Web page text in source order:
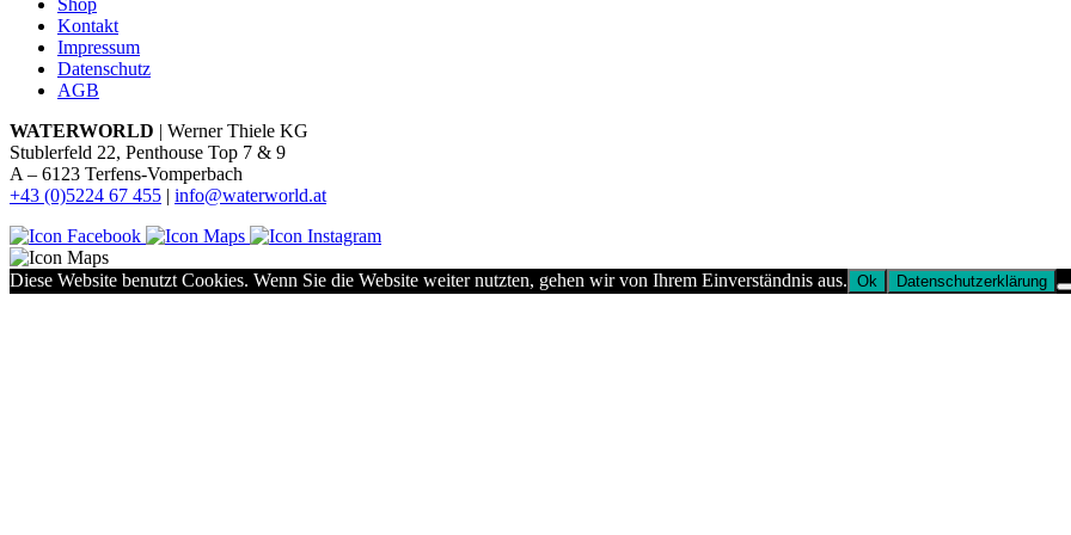
Kontakt
Impressum
Datenschutz
AGB
WATERWORLD | Werner Thiele KG
Stublerfeld 22, Penthouse Top 7 & 9
A – 6123 Terfens-Vomperbach
+43 (0)5224 67 455 | info@waterworld.at
Diese Website benutzt Cookies. Wenn Sie die Website weiter nutzten, gehen wir von Ihrem Einverständnis aus. Ok Datenschutzerklärung